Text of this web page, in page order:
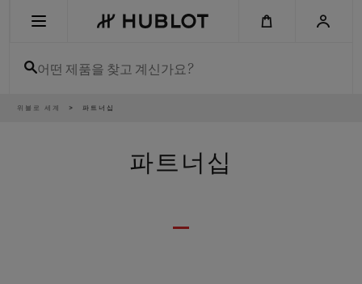
어떤 제품을 찾고 계신가요?
이
위블로 세계 파트너십
파트너십